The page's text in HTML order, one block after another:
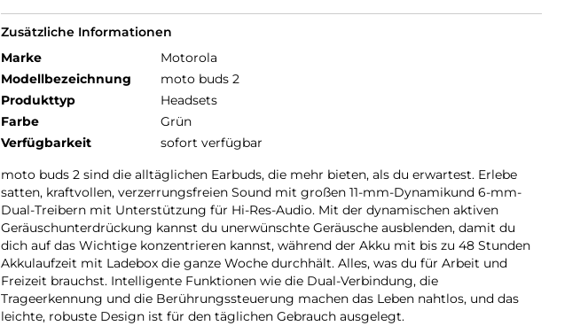
Zusätzliche Informationen
Marke
Motorola
Modellbezeichnung
moto buds 2
Produkttyp
Headsets
Farbe
Grün
Verfügbarkeit
sofort verfügbar
moto buds 2 sind die alltäglichen Earbuds, die mehr bieten, als du erwartest. Erlebe
satten, kraftvollen, verzerrungsfreien Sound mit großen 11-mm-Dynamikund 6-mm-
Dual-Treibern mit Unterstützung für Hi-Res-Audio. Mit der dynamischen aktiven
Geräuschunterdrückung kannst du unerwünschte Geräusche ausblenden, damit du
dich auf das Wichtige konzentrieren kannst, während der Akku mit bis zu 48 Stunden
Akkulaufzeit mit Ladebox die ganze Woche durchhält. Alles, was du für Arbeit und
Freizeit brauchst. Intelligente Funktionen wie die Dual-Verbindung, die
Trageerkennung und die Berührungssteuerung machen das Leben nahtlos, und das
leichte, robuste Design ist für den täglichen Gebrauch ausgelegt.